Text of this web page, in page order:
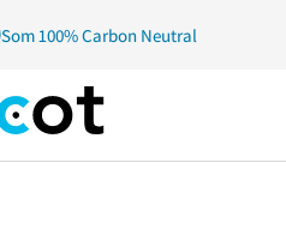
Som 100% Carbon Neutral